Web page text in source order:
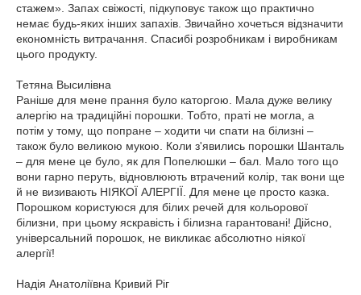
стажем». Запах свіжості, підкуповує також що практично
немає будь-яких інших запахів. Звичайно хочеться відзначити
економність витрачання. Спасибі розробникам і виробникам
цього продукту.
Тетяна Высилівна
Раніше для мене прання було каторгою. Мала дуже велику
алергію на традиційні порошки. Тобто, праті не могла, а
потім у тому, що попране – ходити чи спати на білизні –
також було великою мукою. Коли з'явились порошки Шанталь
– для мене це було, як для Попелюшки – бал. Мало того що
вони гарно перуть, відновлюють втрачений колір, так вони ще
й не визивають НІЯКОЇ АЛЕРГІЇ. Для мене це просто казка.
Порошком користуюся для білих речей для кольорової
білизни, при цьому яскравість і білизна гарантовані! Дійсно,
універсальний порошок, не викликає абсолютно ніякої
алергії!
Надія Анатоліївна Кривий Ріг